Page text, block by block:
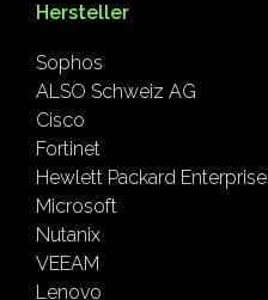
Hersteller
Sophos
ALSO Schweiz AG
Cisco
Fortinet
Hewlett Packard Enterprise
Microsoft
Nutanix
VEEAM
Lenovo